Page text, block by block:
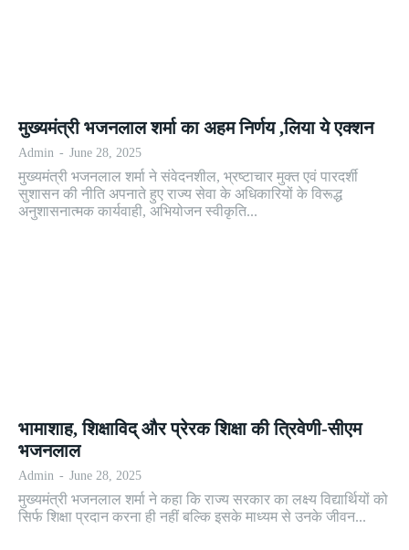
मुख्यमंत्री भजनलाल शर्मा का अहम निर्णय ,लिया ये एक्शन
Admin - June 28, 2025
मुख्यमंत्री भजनलाल शर्मा ने संवेदनशील, भ्रष्टाचार मुक्त एवं पारदर्शी
सुशासन की नीति अपनाते हुए राज्य सेवा के अधिकारियों के विरूद्ध
अनुशासनात्मक कार्यवाही, अभियोजन स्वीकृति...
भामाशाह, शिक्षाविद् और प्रेरक शिक्षा की त्रिवेणी-सीएम
भजनलाल
Admin - June 28, 2025
मुख्यमंत्री भजनलाल शर्मा ने कहा कि राज्य सरकार का लक्ष्य विद्यार्थियों को
सिर्फ शिक्षा प्रदान करना ही नहीं बल्कि इसके माध्यम से उनके जीवन...